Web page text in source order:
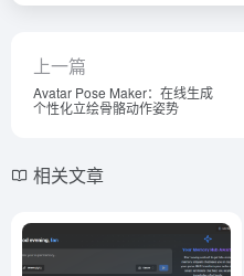
上一篇
Avatar Pose Maker：在线生成
个性化立绘骨骼动作姿势
相关文章